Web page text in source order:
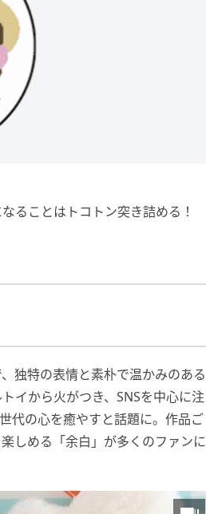
ることはトコトン突き詰める！
独特の表情と素朴で温かみのある
イから火がつき、SNSを中心に注
代の心を癒やすと話題に。作品ご
しめる「余白」が多くのファンに